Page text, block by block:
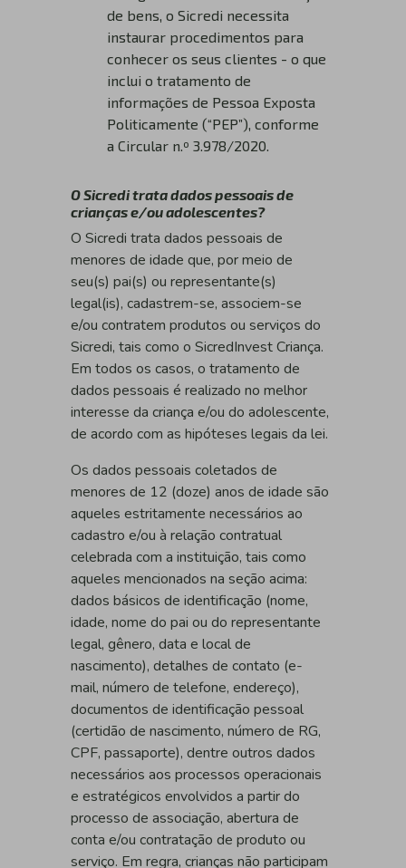
de bens, o Sicredi necessita
instaurar procedimentos para
conhecer os seus clientes - o que
inclui o tratamento de
informações de Pessoa Exposta
Politicamente (“PEP”), conforme
a Circular n.º 3.978/2020.
O Sicredi trata dados pessoais de
crianças e/ou adolescentes?
O Sicredi trata dados pessoais de
menores de idade que, por meio de
seu(s) pai(s) ou representante(s)
legal(is), cadastrem-se, associem-se
e/ou contratem produtos ou serviços do
Sicredi, tais como o SicredInvest Criança.
Em todos os casos, o tratamento de
dados pessoais é realizado no melhor
interesse da criança e/ou do adolescente,
de acordo com as hipóteses legais da lei.
Os dados pessoais coletados de
menores de 12 (doze) anos de idade são
aqueles estritamente necessários ao
cadastro e/ou à relação contratual
celebrada com a instituição, tais como
aqueles mencionados na seção acima:
dados básicos de identificação (nome,
idade, nome do pai ou do representante
legal, gênero, data e local de
nascimento), detalhes de contato (e-
mail, número de telefone, endereço),
documentos de identificação pessoal
(certidão de nascimento, número de RG,
CPF, passaporte), dentre outros dados
necessários aos processos operacionais
e estratégicos envolvidos a partir do
processo de associação, abertura de
conta e/ou contratação de produto ou
serviço. Em regra, crianças não participam